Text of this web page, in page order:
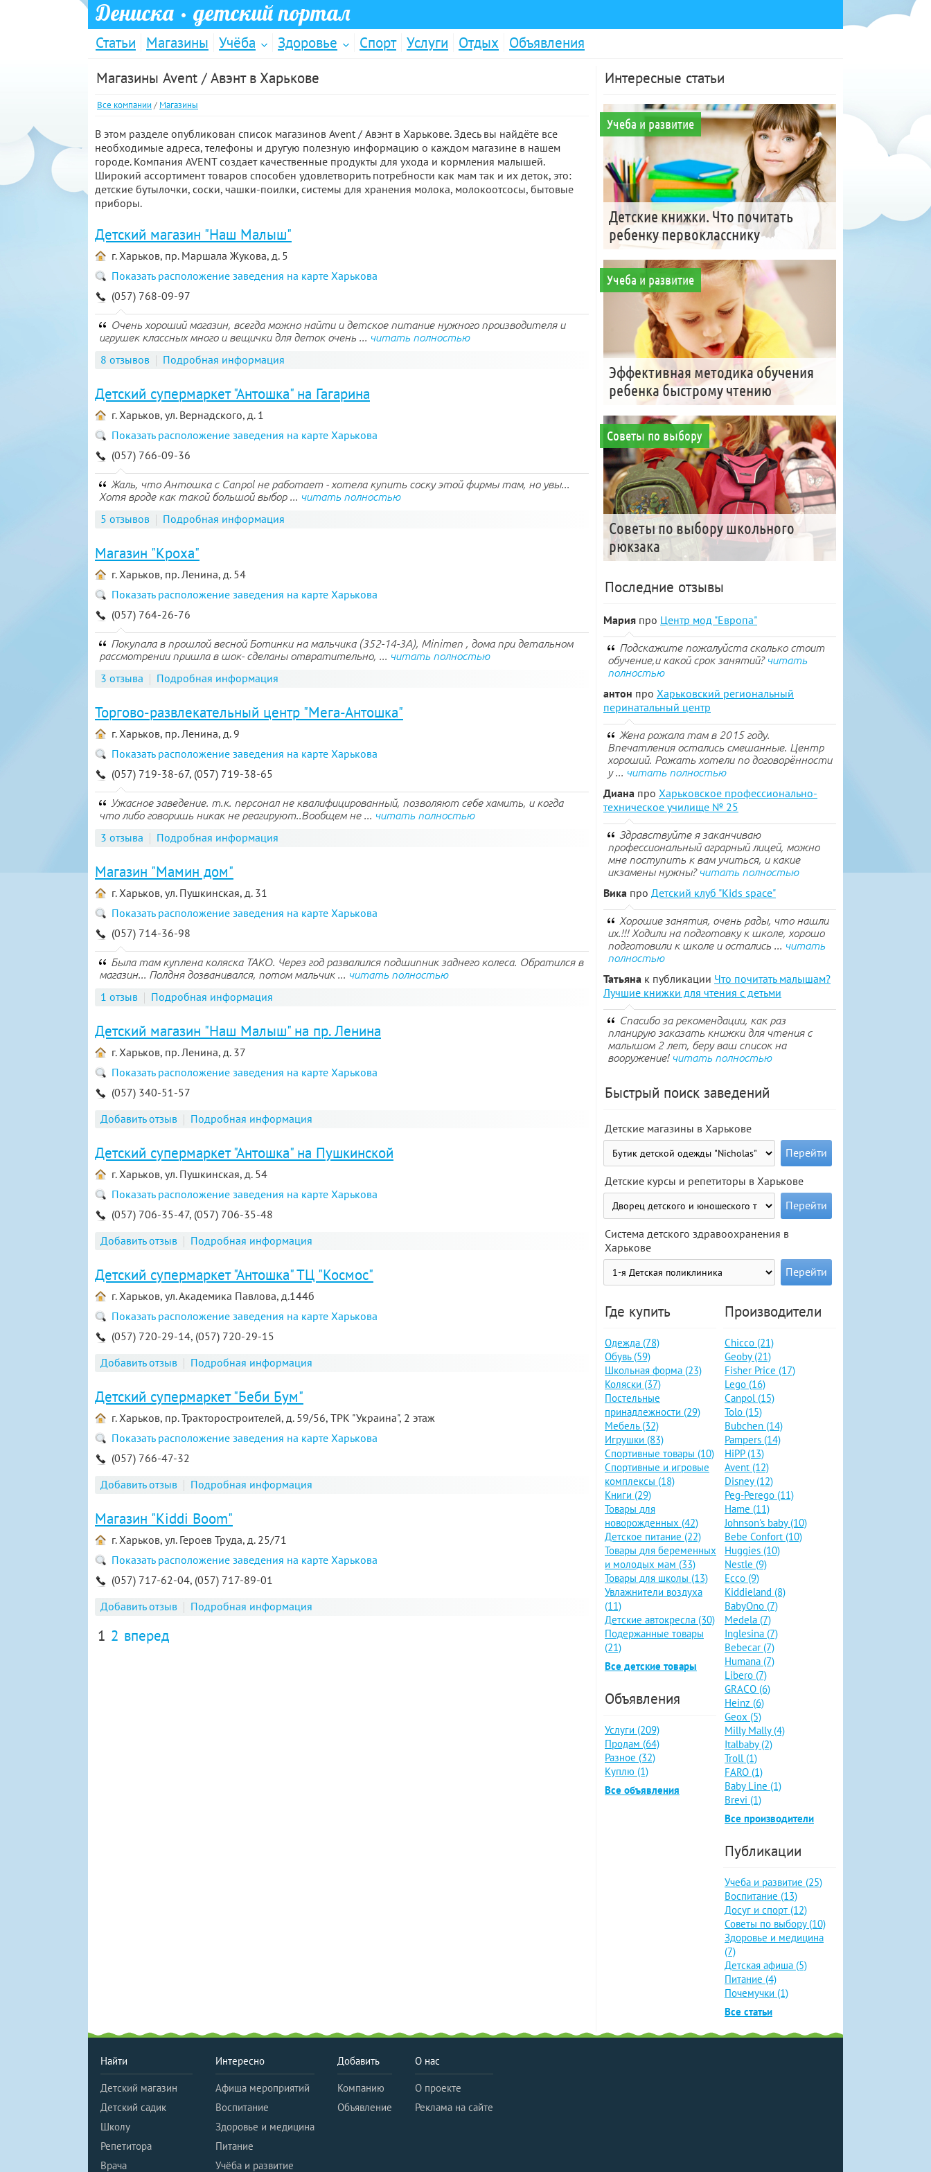
Дениска · детский портал
Статьи Магазины Учёба Здоровье Спорт Услуги Отдых
Объявления
Магазины Avent / Авэнт в Харькове
Все компании/ Магазины
В этом разделе опубликован список магазинов Avent / Авэнт в Харькове. Здесь вы найдёте все
необходимые адреса, телефоны и другую полезную информацию о каждом магазине в нашем
городе. Компания AVENT создает качественные продукты для ухода и кормления малышей.
Широкий ассортимент товаров способен удовлетворить потребности как мам так и их деток, это:
детские бутылочки, соски, чашки-поилки, системы для хранения молока, молокоотсосы, бытовые
приборы.
Детский магазин "Наш Малыш"
г. Харьков, пр. Маршала Жукова, д. 5
Показать расположение заведения на карте Харькова
(057) 768-09-97
Очень хороший магазин, всегда можно найти и детское питание нужного производителя и
игрушек классных много и вещички для деток очень ... читать полностью
8 отзывов Подробная информация
Детский супермаркет "Антошка" на Гагарина
г. Харьков, ул. Вернадского, д. 1
Показать расположение заведения на карте Харькова
(057) 766-09-36
Жаль, что Антошка с Canpol не работает - хотела купить соску этой фирмы там, но увы...
Хотя вроде как такой большой выбор ... читать полностью
5 отзывов Подробная информация
Магазин "Кроха"
г. Харьков, пр. Ленина, д. 54
Показать расположение заведения на карте Харькова
(057) 764-26-76
Покупала в прошлой весной Ботинки на мальчика (352-14-3A), Minimen , дома при детальном
рассмотрении пришла в шок- сделаны отвратительно, ... читать полностью
3 отзыва Подробная информация
Торгово-развлекательный центр "Мега-Антошка"
г. Харьков, пр. Ленина, д. 9
Показать расположение заведения на карте Харькова
(057) 719-38-67, (057) 719-38-65
Ужасное заведение. т.к. персонал не квалифицированный, позволяют себе хамить, и когда
что либо говоришь никак не реагируют..Вообщем не ... читать полностью
3 отзыва Подробная информация
Магазин "Мамин дом"
г. Харьков, ул. Пушкинская, д. 31
Показать расположение заведения на карте Харькова
(057) 714-36-98
Была там куплена коляска ТАКО. Через год развалился подшипник заднего колеса. Обратился в
магазин... Полдня дозванивался, потом мальчик ... читать полностью
1 отзыв Подробная информация
Детский магазин "Наш Малыш" на пр. Ленина
г. Харьков, пр. Ленина, д. 37
Показать расположение заведения на карте Харькова
(057) 340-51-57
Добавить отзыв
Подробная информация
Детский супермаркет "Антошка" на Пушкинской
г. Харьков, ул. Пушкинская, д. 54
Показать расположение заведения на карте Харькова
(057) 706-35-47, (057) 706-35-48
Добавить отзыв
Подробная информация
Детский супермаркет "Антошка" ТЦ "Космос"
г. Харьков, ул. Академика Павлова, д.144б
Показать расположение заведения на карте Харькова
(057) 720-29-14, (057) 720-29-15
Добавить отзыв
Подробная информация
Детский супермаркет "Беби Бум"
г. Харьков, пр. Тракторостроителей, д. 59/56, ТРК "Украина", 2 этаж
Показать расположение заведения на карте Харькова
(057) 766-47-32
Добавить отзыв
Подробная информация
Магазин "Kiddi Boom"
г. Харьков, ул. Героев Труда, д. 25/71
Показать расположение заведения на карте Харькова
(057) 717-62-04, (057) 717-89-01
Добавить отзыв
Подробная информация
1 2 вперед
Интересные статьи
Учеба и развитие
Детские книжки. Что почитать
ребенку первокласснику
Учеба и развитие
Эффективная методика обучения
ребенка быстрому чтению
Советы по выбору
Советы по выбору школьного
рюкзака
Последние отзывы
Мария про Центр мод "Европа"
Подскажите пожалуйста сколько стоит
обучение,и какой срок занятий? читать
полностью
антон про Харьковский региональный
перинатальный центр
Жена рожала там в 2015 году.
Впечатления остались смешанные. Центр
хороший. Рожать хотели по договорённости
у ... читать полностью
Диана про Харьковское профессионально-
техническое училище № 25
Здравствуйте я заканчиваю
профессиональный аграрный лицей, можно
мне поступить к вам учиться, и какие
икзамены нужны? читать полностью
Вика про Детский клуб "Kids space"
Хорошие занятия, очень рады, что нашли
их.!!! Ходили на подготовку к школе, хорошо
подготовили к школе и остались ... читать
полностью
Татьяна к публикации Что почитать малышам?
Лучшие книжки для чтения с детьми
Спасибо за рекомендации, как раз
планирую заказать книжки для чтения с
малышом 2 лет, беру ваш список на
вооружение! читать полностью
Быстрый поиск заведений
Детские магазины в Харькове
Детские курсы и репетиторы в Харькове
Система детского здравоохранения в
Харькове
Где купить
Одежда (78)
Обувь (59)
Школьная форма (23)
Коляски (37)
Постельные
принадлежности (29)
Мебель (32)
Игрушки (83)
Спортивные товары (10)
Спортивные и игровые
комплексы (18)
Книги (29)
Товары для
новорожденных (42)
Детское питание (22)
Товары для беременных
и молодых мам (33)
Товары для школы (13)
Увлажнители воздуха
(11)
Детские автокресла (30)
Подержанные товары
(21)
Все детские товары
Объявления
Услуги (209)
Продам (64)
Разное (32)
Куплю (1)
Все объявления
Производители
Chicco (21)
Geoby (21)
Fisher Price (17)
Lego (16)
Canpol (15)
Tolo (15)
Bubchen (14)
Pampers (14)
HiPP (13)
Avent (12)
Disney (12)
Peg-Perego (11)
Hame (11)
Johnson's baby (10)
Bebe Confort (10)
Huggies (10)
Nestle (9)
Ecco (9)
Kiddieland (8)
BabyOno (7)
Medela (7)
Inglesina (7)
Bebecar (7)
Humana (7)
Libero (7)
GRACO (6)
Heinz (6)
Geox (5)
Milly Mally (4)
Italbaby (2)
Troll (1)
FARO (1)
Baby Line (1)
Brevi (1)
Все производители
Публикации
Учеба и развитие (25)
Воспитание (13)
Досуг и спорт (12)
Советы по выбору (10)
Здоровье и медицина
(7)
Детская афиша (5)
Питание (4)
Почемучки (1)
Все статьи
Найти
Детский магазин
Детский садик
Школу
Репетитора
Врача
Интересно
Афиша мероприятий
Воспитание
Здоровье и медицина
Питание
Учёба и развитие
Добавить
Компанию
Объявление
О нас
О проекте
Реклама на сайте